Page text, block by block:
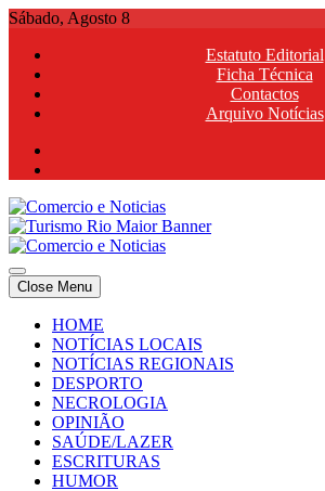
Skip
content
Sábado, Agosto 8
Estatuto Editorial
Ficha Técnica
Contactos
Arquivo Notícias
Comercio e Noticias
Notícias e Publicidade Online
Comercio e Noticias
Notícias e Publicidade Online
Close Menu
HOME
NOTÍCIAS LOCAIS
NOTÍCIAS REGIONAIS
DESPORTO
NECROLOGIA
OPINIÃO
SAÚDE/LAZER
ESCRITURAS
HUMOR